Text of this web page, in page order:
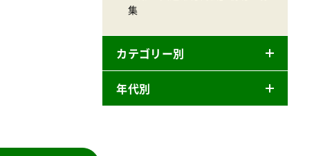
集
カテゴリー別
ニュースリリース
年代別